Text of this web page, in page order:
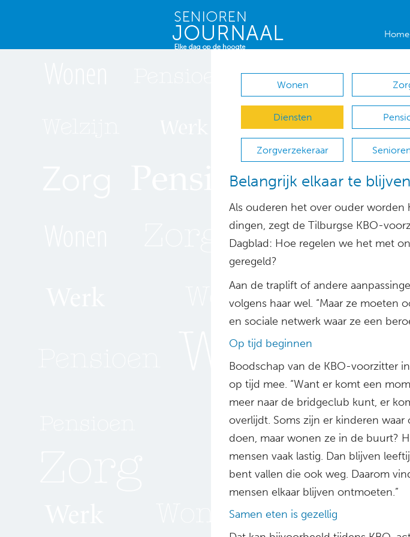
Home
Wonen
Diensten
Zorgverzekeraar
Belangrijk elkaar te
Als ouderen het over ouder worden
dingen, zegt de Tilburgse KBO-
Dagblad: Hoe regelen we het met
geregeld?
Aan de traplift of andere
volgens haar wel. “Maar ze moeten
en sociale netwerk waar ze een
Op tijd beginnen
Boodschap van de KBO-voorzitter
op tijd mee. “Want er komt een
meer naar de bridgeclub kunt, er
overlijdt. Soms zijn er kinderen
doen, maar wonen ze in de buurt?
mensen vaak lastig. Dan blijven
bent vallen die ook weg. Daarom
mensen elkaar blijven ontmoeten.”
Samen eten is gezellig